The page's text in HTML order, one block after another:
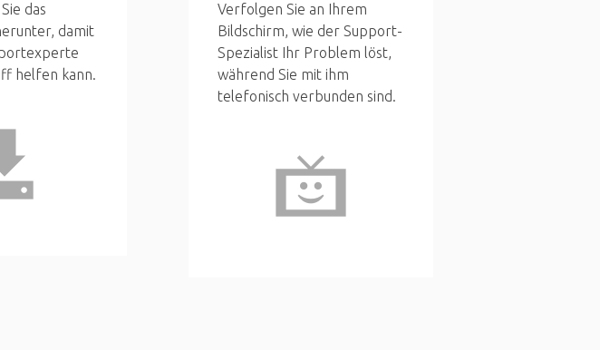
das
damit
helfen kann.
Verfolgen Sie an Ihrem
Bildschirm, wie der Support-
Spezialist Ihr Problem löst,
während Sie mit ihm
telefonisch verbunden sind.